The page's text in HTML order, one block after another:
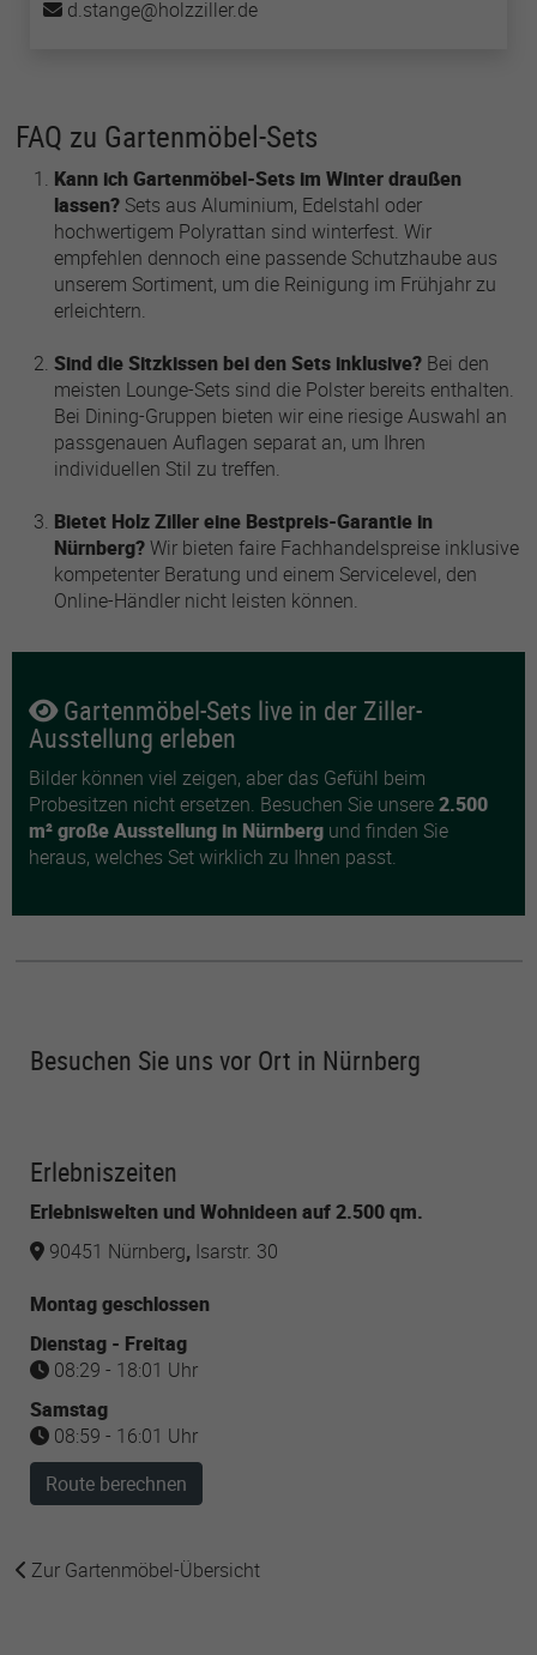
d.stange holzziller de
FAQ zu Gartenmöbel-Sets
Kann ich Gartenmöbel-Sets im Winter draußen
lassen?Sets aus Aluminium, Edelstahl oder
hochwertigem Polyrattan sind winterfest. Wir
empfehlen dennoch eine passende Schutzhaube aus
unserem Sortiment, um die Reinigung im Frühjahr zu
erleichtern.
Sind die Sitzkissen bei den Sets inklusive?Bei den
meisten Lounge-Sets sind die Polster bereits enthalten.
Bei Dining-Gruppen bieten wir eine riesige Auswahl an
passgenauen Auflagen separat an, um Ihren
individuellen Stil zu treffen.
Bietet Holz Ziller eine Bestpreis-Garantie in
Nürnberg?Wir bieten faire Fachhandelspreise inklusive
kompetenter Beratung und einem Servicelevel, den
Online-Händler nicht leisten können.
Gartenmöbel-Sets live in der Ziller-
Ausstellung erleben
Bilder können viel zeigen, aber das Gefühl beim
Probesitzen nicht ersetzen. Besuchen Sie unsere2.500
m² große Ausstellung in Nürnbergund finden Sie
heraus, welches Set wirklich zu Ihnen passt.
Besuchen Sie uns vor Ort in Nürnberg
Erlebniszeiten
Erlebniswelten und Wohnideen auf 2.500 qm.
90451 Nürnberg, Isarstr. 30
Montag geschlossen
Dienstag - Freitag
08:29 - 18:01 Uhr
Samstag
08:59 - 16:01 Uhr
Route berechnen
Zur Gartenmöbel-Übersicht